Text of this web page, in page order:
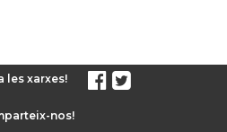
les xarxes!